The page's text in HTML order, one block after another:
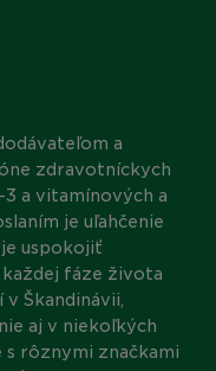
a
zdravotníckych
a vitamínových a
je uľahčenie
uspokojiť
fáze života
Škandinávii,
aj v niekoľkých
s rôznymi značkami